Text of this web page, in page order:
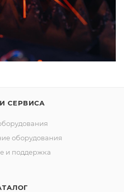
СЕРВИСА
оборудования
и поддержка